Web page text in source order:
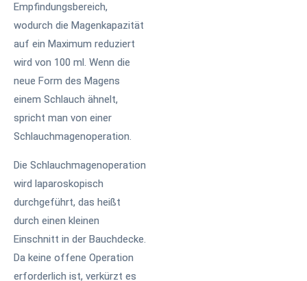
Empfindungsbereich,
wodurch die Magenkapazität
auf ein Maximum reduziert
wird von 100 ml. Wenn die
neue Form des Magens
einem Schlauch ähnelt,
spricht man von einer
Schlauchmagenoperation.
Die Schlauchmagenoperation
wird laparoskopisch
durchgeführt, das heißt
durch einen kleinen
Einschnitt in der Bauchdecke.
Da keine offene Operation
erforderlich ist, verkürzt es